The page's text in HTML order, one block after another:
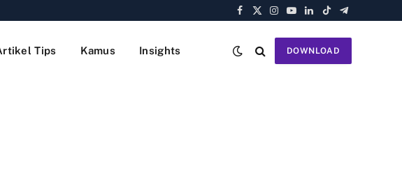
Facebook
X
Instagram
YouTube
LinkedIn
TikTokTelegram
Tips Kamus Insights DOWNLOAD